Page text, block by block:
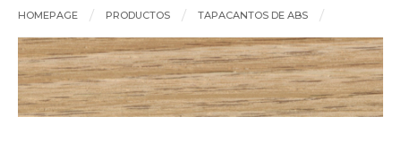
HOMEPAGE PRODUCTOS TAPACANTOS DE ABS
Str-4 Light Baronia Oak B.